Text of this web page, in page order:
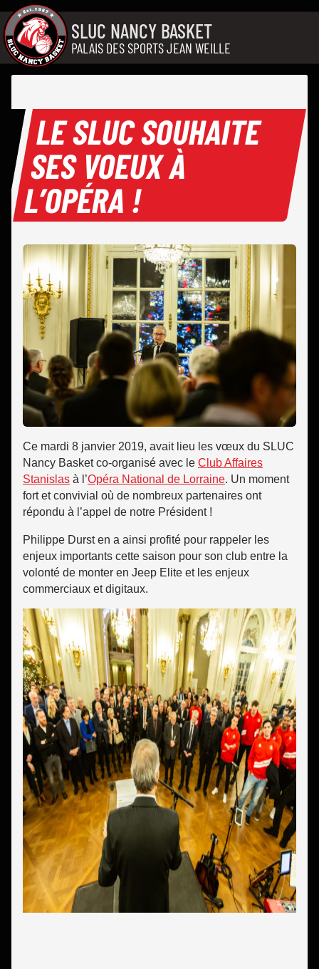
Aller au contenu
SLUC NANCY BASKET
PALAIS DES SPORTS JEAN WEILLE
LE SLUC SOUHAITE
SES VOEUX À
L’OPÉRA !
Ce mardi 8 janvier 2019, avait lieu les vœux du SLUC
Nancy Basket co-organisé avec le Club Affaires
Stanislas à l’Opéra National de Lorraine. Un moment
fort et convivial où de nombreux partenaires ont
répondu à l’appel de notre Président !
Philippe Durst en a ainsi profité pour rappeler les
enjeux importants cette saison pour son club entre la
volonté de monter en Jeep Elite et les enjeux
commerciaux et digitaux.